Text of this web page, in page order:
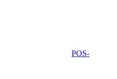
POS-